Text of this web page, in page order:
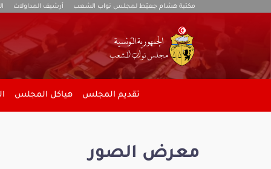
مكتبة هشام جعيّط لمجلس نواب الشعب أرشيف المداولات
تقديم المجلس هياكل المجلس
معرض الصور